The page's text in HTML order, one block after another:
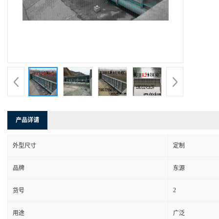
产品详请
外型尺寸 定制
品牌 东源
货号 2
用途 广泛